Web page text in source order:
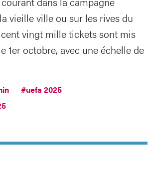
vieille ville ou sur les rives du
vingt mille tickets sont mis
1er octobre, avec une échelle de
#uefa 2025